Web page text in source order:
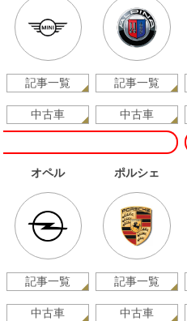
記事一覧
中古車
記事一覧
中古車
オペル
記事一覧
中古車
ポルシェ
記事一覧
中古車